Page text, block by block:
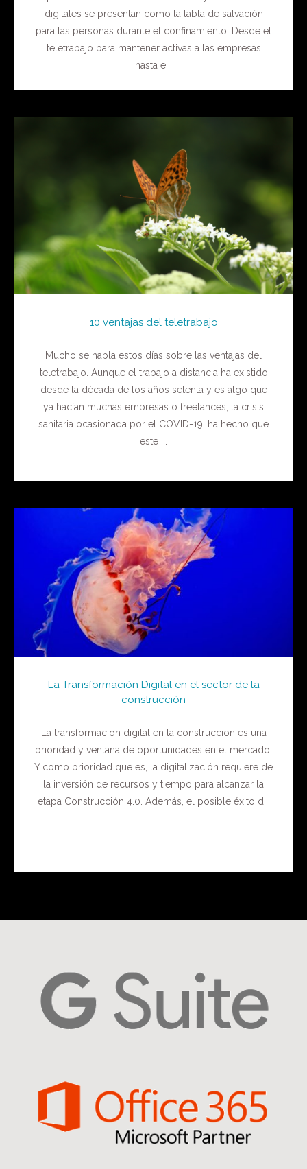
digitales se presentan como la tabla de salvación
para las personas durante el confinamiento. Desde el
teletrabajo para mantener activas a las empresas
hasta e...
10 ventajas del teletrabajo
Mucho se habla estos días sobre las ventajas del
teletrabajo. Aunque el trabajo a distancia ha existido
desde la década de los años setenta y es algo que
ya hacían muchas empresas o freelances, la crisis
sanitaria ocasionada por el COVID-19, ha hecho que
este ...
La Transformación Digital en el sector de la
construcción
La transformacion digital en la construccion es una
prioridad y ventana de oportunidades en el mercado.
Y como prioridad que es, la digitalización requiere de
la inversión de recursos y tiempo para alcanzar la
etapa Construcción 4.0. Además, el posible éxito d...